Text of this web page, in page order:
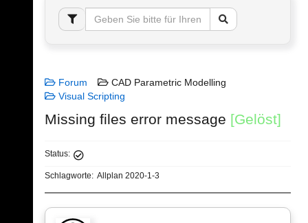
Forum
CAD Parametric Modelling
Visual Scripting
Missing files error message [Gelöst]
Status:
Schlagworte: Allplan 2020-1-3